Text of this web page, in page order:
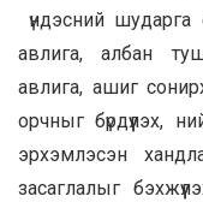
үндэсний шударга
авлига, албан
авлига, ашиг
орчныг бүрдүүлэх,
эрхэмлэсэн
засаглалыг